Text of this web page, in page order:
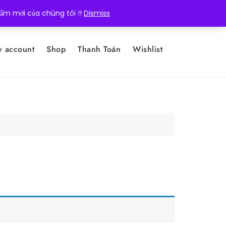
mới của chúng tôi !! Dismiss
account Shop Thanh Toán Wishlist